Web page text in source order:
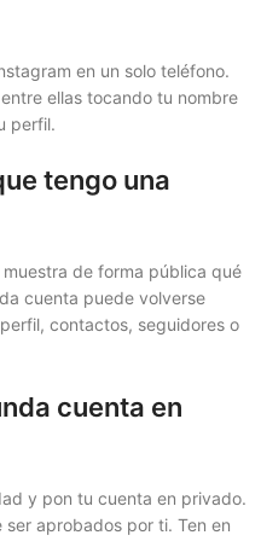
en un solo teléfono.
ellas tocando tu nombre
perfil.
tengo una
de forma pública qué
cuenta puede volverse
contactos, seguidores o
cuenta en
y pon tu cuenta en privado.
aprobados por ti. Ten en